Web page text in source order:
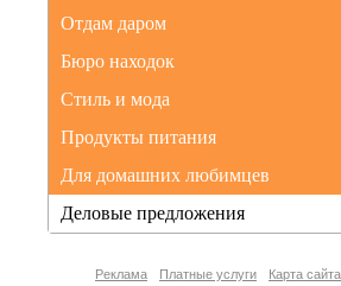
Отдам даром
Бюро находок
Стиль и мода
Продукты питания
Для домашних любимцев
Деловые предложения
Реклама Платные услуги Карта сайта